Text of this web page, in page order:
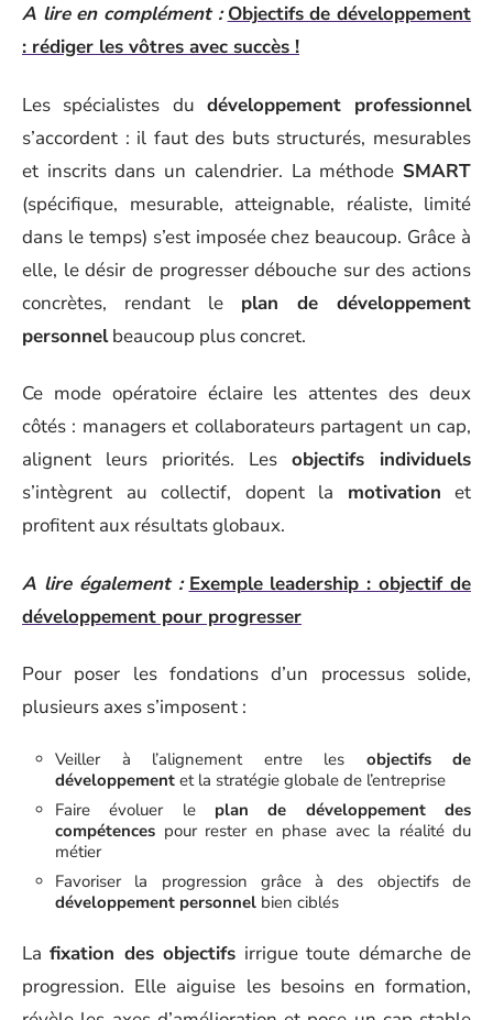
A lire en complément : Objectifs de développement
: rédiger les vôtres avec succès !
Les spécialistes du développement professionnel
s’accordent : il faut des buts structurés, mesurables
et inscrits dans un calendrier. La méthode SMART
(spécifique, mesurable, atteignable, réaliste, limité
dans le temps) s’est imposée chez beaucoup. Grâce à
elle, le désir de progresser débouche sur des actions
concrètes, rendant le plan de développement
personnelbeaucoup plus concret.
Ce mode opératoire éclaire les attentes des deux
côtés : managers et collaborateurs partagent un cap,
alignent leurs priorités. Les objectifs individuels
s’intègrent au collectif, dopent la motivation et
profitent aux résultats globaux.
A lire également : Exemple leadership : objectif de
développement pour progresser
Pour poser les fondations d’un processus solide,
plusieurs axes s’imposent :
Veiller à l’alignement entre les objectifs de
développement et la stratégie globale de l’entreprise
Faire évoluer le plan de développement des
compétences pour rester en phase avec la réalité du
métier
Favoriser la progression grâce à des objectifs de
développement personnel bien ciblés
Lafixation des objectifs irrigue toute démarche de
progression. Elle aiguise les besoins en formation,